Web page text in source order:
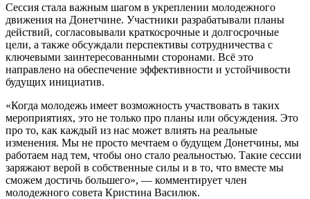
Сессия стала важным шагом в укреплении молодежного
движения на Донетчине. Участники разрабатывали планы
действий, согласовывали краткосрочные и долгосрочные
цели, а также обсуждали перспективы сотрудничества с
ключевыми заинтересованными сторонами. Всё это
направлено на обеспечение эффективности и устойчивости
будущих инициатив.
«Когда молодежь имеет возможность участвовать в таких
мероприятиях, это не только про планы или обсуждения. Это
про то, как каждый из нас может влиять на реальные
изменения. Мы не просто мечтаем о будущем Донетчины, мы
работаем над тем, чтобы оно стало реальностью. Такие сессии
заряжают верой в собственные силы и в то, что вместе мы
сможем достичь большего», — комментирует член
молодежного совета Кристина Василюк.